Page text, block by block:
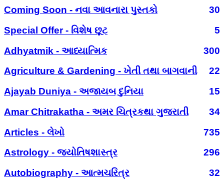
Coming Soon - નવા આવનારા પુસ્તકો
30
Special Offer - વિશેષ છૂટ
5
Adhyatmik - આધ્યાત્મિક
300
Agriculture & Gardening - ખેતી તથા બાગવાની
22
Ajayab Duniya - અજાયબ દુનિયા
15
Amar Chitrakatha - અમર ચિત્રકથા ગુજરાતી
34
Articles - લેખો
735
Astrology - જ્યોતિષશાસ્ત્ર
296
Autobiography - આત્મચરિત્ર
32